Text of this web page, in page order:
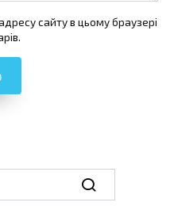
сайту в цьому браузері